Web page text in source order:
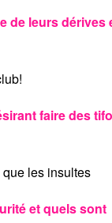
de leurs dérives
faire des
les insultes
et quels sont